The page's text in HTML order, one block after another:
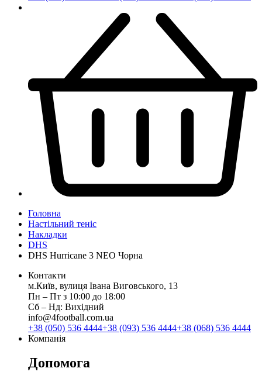
Головна
Настільний теніс
Накладки
DHS
DHS Hurricane 3 NEO Чорна
Контакти
м.Київ, вулиця Івана Виговського, 13
Пн ‒ Пт з 10:00 до 18:00
Сб ‒ Нд: Вихідний
info@4football.com.ua
+38 (050) 536 4444+38 (093) 536 4444+38 (068) 536 4444
Компанія
Допомога